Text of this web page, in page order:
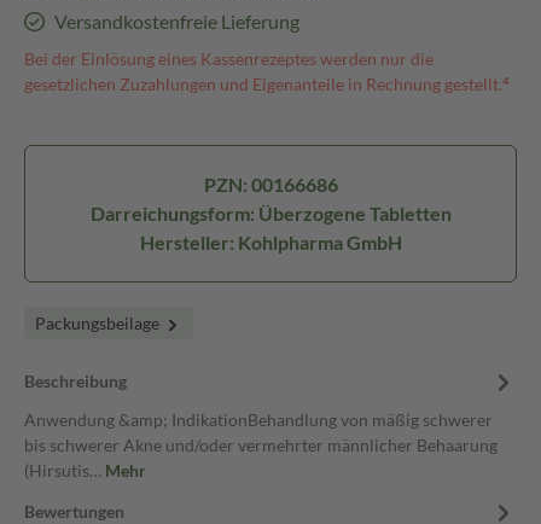
Versandkostenfreie Lieferung
Bei der Einlösung eines Kassenrezeptes werden nur die
gesetzlichen Zuzahlungen und Eigenanteile in Rechnung gestellt.⁴
PZN: 00166686
Darreichungsform: Überzogene Tabletten
Hersteller: Kohlpharma GmbH
Packungsbeilage
Beschreibung
Anwendung &amp; IndikationBehandlung von mäßig schwerer
bis schwerer Akne und/oder vermehrter männlicher Behaarung
(Hirsutis… Mehr
Bewertungen